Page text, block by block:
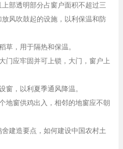
部透明部分占窗户面积不超过三
风吹鼓起的设施，以利保温和防
草，用于隔热和保温。
门应牢固并可上锁，大门，窗户上
窗，以利夏季通风降温。
地窗供鸡出入，相邻的地窗应不朝
建造要点，如何建设中国农村土